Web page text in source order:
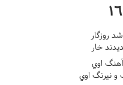
روزگار
خار
اوي
نيرنگ اوي